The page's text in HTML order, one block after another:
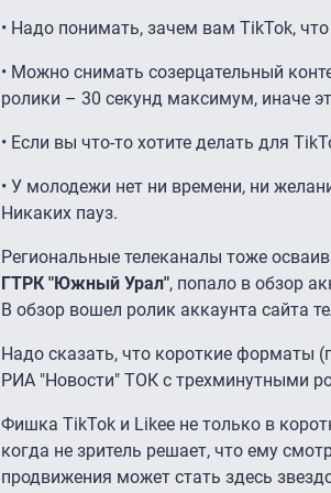
• Надо понимать, зачем вам TikTok,
• Можно снимать созерцательный
ролики – 30 секунд максимум, иначе
• Если вы что-то хотите делать для
• У молодежи нет ни времени, ни
Никаких пауз.
Региональные телеканалы тоже
ГТРК "Южный Урал", попало в обзор
В обзор вошел ролик аккаунта сайта
Надо сказать, что короткие форматы
РИА "Новости" ТОК с трехминутными
Фишка TikTok и Likee не только в
когда не зритель решает, что ему
продвижения может стать здесь